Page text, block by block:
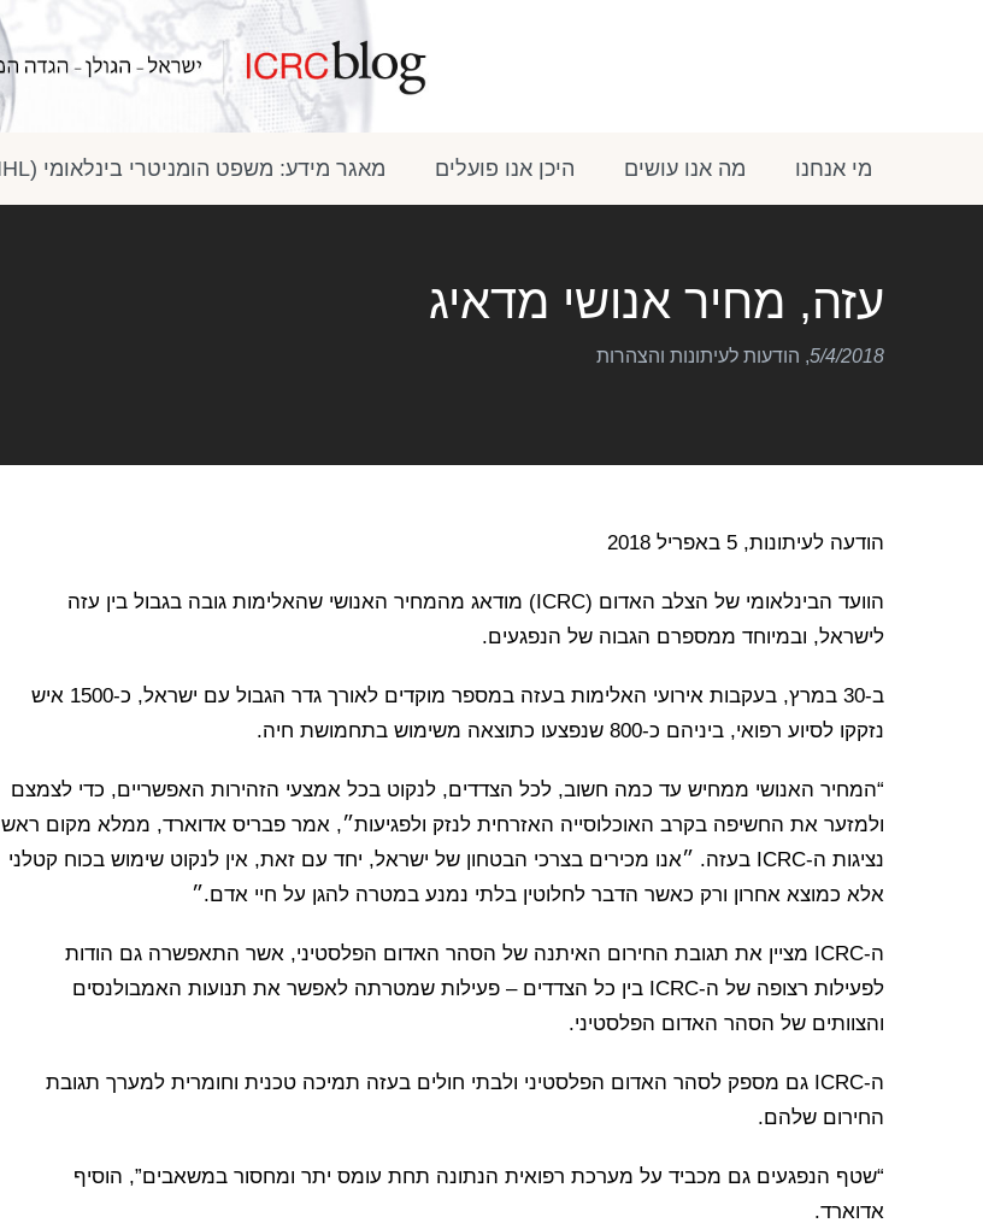
מי אנחנו מה אנו עושים היכן אנו פועלים מאגר מידע: משפט הומניטרי בינלאומי (IHL)
עזה, מחיר אנושי מדאיג
5/4/2018
, הודעות לעיתונות והצהרות
הודעה לעיתונות, 5 באפריל 2018
הוועד הבינלאומי של הצלב האדום (ICRC) מודאג מהמחיר האנושי שהאלימות גובה בגבול בין עזה
לישראל, ובמיוחד ממספרם הגבוה של הנפגעים.
ב-30 במרץ, בעקבות אירועי האלימות בעזה במספר מוקדים לאורך גדר הגבול עם ישראל, כ-1500 איש
נזקקו לסיוע רפואי, ביניהם כ-800 שנפצעו כתוצאה משימוש בתחמושת חיה.
“המחיר האנושי ממחיש עד כמה חשוב, לכל הצדדים, לנקוט בכל אמצעי הזהירות האפשריים, כדי לצמצם
ולמזער את החשיפה בקרב האוכלוסייה האזרחית לנזק ולפגיעות״, אמר פבריס אדוארד, ממלא מקום ראש
נציגות ה-ICRC בעזה. ״אנו מכירים בצרכי הבטחון של ישראל, יחד עם זאת, אין לנקוט שימוש בכוח קטלני
אלא כמוצא אחרון ורק כאשר הדבר לחלוטין בלתי נמנע במטרה להגן על חיי אדם.״
ה-ICRC מציין את תגובת החירום האיתנה של הסהר האדום הפלסטיני, אשר התאפשרה גם הודות
לפעילות רצופה של ה-ICRC בין כל הצדדים – פעילות שמטרתה לאפשר את תנועות האמבולנסים
והצוותים של הסהר האדום הפלסטיני.
ה-ICRC גם מספק לסהר האדום הפלסטיני ולבתי חולים בעזה תמיכה טכנית וחומרית למערך תגובת
החירום שלהם.
“שטף הנפגעים גם מכביד על מערכת רפואית הנתונה תחת עומס יתר ומחסור במשאבים”, הוסיף
אדוארד.